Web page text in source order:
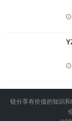
链分享有价值的知识